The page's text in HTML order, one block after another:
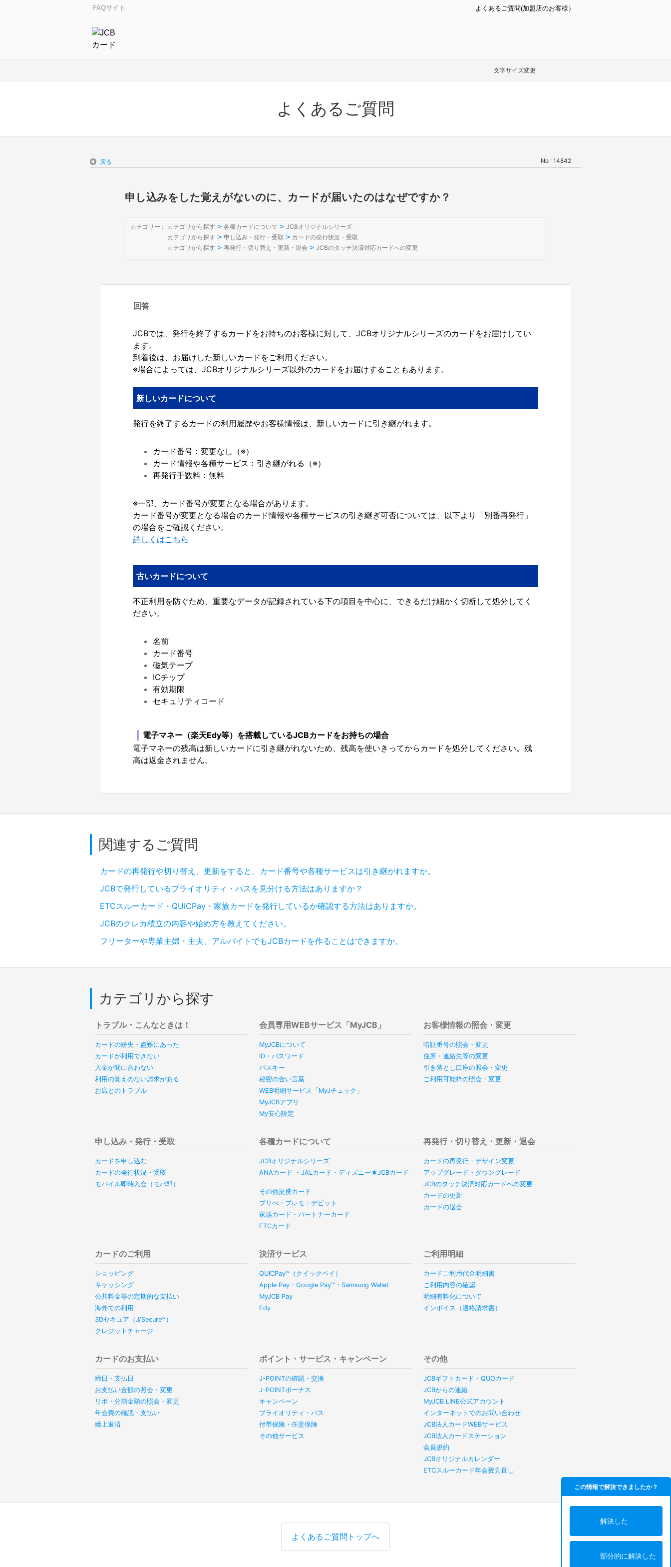
FAQサイト よくあるご質問(加盟店のお客様）
文字サイズ変更
よくあるご質問
戻る No : 14842
申し込みをした覚えがないのに、カードが届いたのはなぜですか？
カテゴリー : カテゴリから探す > 各種カードについて > JCBオリジナルシリーズ
カテゴリから探す > 申し込み・発行・受取 > カードの発行状況・受取
カテゴリから探す > 再発行・切り替え・更新・退会 > JCBのタッチ決済対応カードへの変更
回答
JCBでは、発行を終了するカードをお持ちのお客様に対して、JCBオリジナルシリーズのカードをお届けしてい
ます。
到着後は、お届けした新しいカードをご利用ください。
※場合によっては、JCBオリジナルシリーズ以外のカードをお届けすることもあります。
新しいカードについて
発行を終了するカードの利用履歴やお客様情報は、新しいカードに引き継がれます。
カード番号：変更なし（※）
カード情報や各種サービス：引き継がれる（※）
再発行手数料：無料
※一部、カード番号が変更となる場合があります。
カード番号が変更となる場合のカード情報や各種サービスの引き継ぎ可否については、以下より「別番再発行」
の場合をご確認ください。
詳しくはこちら
古いカードについて
不正利用を防ぐため、重要なデータが記録されている下の項目を中心に、できるだけ細かく切断して処分してく
ださい。
名前
カード番号
磁気テープ
ICチップ
有効期限
セキュリティコード
｜ 電子マネー（楽天Edy等）を搭載しているJCBカードをお持ちの場合
電子マネーの残高は新しいカードに引き継がれないため、残高を使いきってからカードを処分してください。残
高は返金されません。
関連するご質問
カードの再発行や切り替え、更新をすると、カード番号や各種サービスは引き継がれますか。
JCBで発行しているプライオリティ・パスを見分ける方法はありますか？
ETCスルーカード・QUICPay・家族カードを発行しているか確認する方法はありますか。
JCBのクレカ積立の内容や始め方を教えてください。
フリーターや専業主婦・主夫、アルバイトでもJCBカードを作ることはできますか。
カテゴリから探す
トラブル・こんなときは！
カードの紛失・盗難にあった
カードが利用できない
入金が間に合わない
利用の覚えのない請求がある
お店とのトラブル
会員専用WEBサービス「MyJCB」
MyJCBについて
ID・パスワード
パスキー
秘密の合い言葉
WEB明細サービス「MyJチェック」
MyJCBアプリ
My安心設定
お客様情報の照会・変更
暗証番号の照会・変更
住所・連絡先等の変更
引き落とし口座の照会・変更
ご利用可能枠の照会・変更
申し込み・発行・受取
カードを申し込む
カードの発行状況・受取
モバイル即時入会（モバ即）
各種カードについて
JCBオリジナルシリーズ
ANAカード ・JALカード・ディズニー★JCBカード
その他提携カード
プリぺ・プレモ・デビット
家族カード・パートナーカード
ETCカード
再発行・切り替え・更新・退会
カードの再発行・デザイン変更
アップグレード・ダウングレード
JCBのタッチ決済対応カードへの変更
カードの更新
カードの退会
カードのご利用
ショッピング
キャッシング
公共料金等の定期的な支払い
海外での利用
3Dセキュア（J/Secure™）
クレジットチャージ
決済サービス
QUICPay™（クイックペイ）
Apple Pay・Google Pay™・Samsung Wallet
MyJCB Pay
Edy
ご利用明細
カードご利用代金明細書
ご利用内容の確認
明細有料化について
インボイス（適格請求書）
カードのお支払い
締日・支払日
お支払い金額の照会・変更
リボ・分割金額の照会・変更
年会費の確認・支払い
繰上返済
ポイント・サービス・キャンペーン
J-POINTの確認・交換
J-POINTボーナス
キャンペーン
プライオリティ・パス
付帯保険・任意保険
その他サービス
その他
JCBギフトカード・QUOカード
JCBからの連絡
MyJCB LINE公式アカウント
インターネットでのお問い合わせ
JCB法人カードWEBサービス
JCB法人カードステーション
会員規約
JCBオリジナルカレンダー
ETCスルーカード年会費見直し
よくあるご質問トップへ
この情報で解決できましたか？
解決した
部分的に解決した